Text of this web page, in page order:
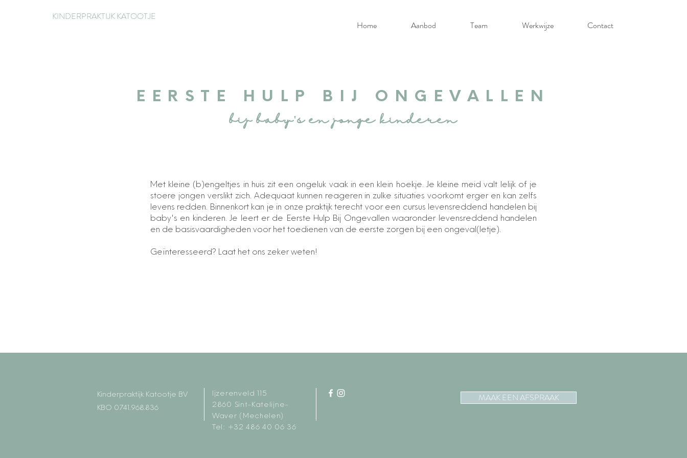
Home Aanbod Team Werkwijze Contact
KINDERPRAKTIJK KATOOTJE
EERSTE HULP BIJ ONGEVALLEN
bij baby's en jonge kinderen
Met kleine (b)engeltjes in huis zit een ongeluk vaak in een klein hoekje. Je kleine meid valt lelijk of je
stoere jongen verslikt zich. Adequaat kunnen reageren in zulke situaties voorkomt erger en kan zelfs
levens redden. Binnenkort kan je in onze praktijk terecht voor een cursus levensreddend handelen bij
baby's en kinderen. Je leert er de Eerste Hulp Bij Ongevallen waaronder levensreddend handelen
en de basisvaardigheden voor het toedienen van de eerste zorgen bij een ongeval(letje).
Geïnteresseerd? Laat het ons zeker weten!
Kinderpraktijk Katootje BV
KBO 0741.968.836
Ijzerenveld 115
2860 Sint-Katelijne-
Waver (Mechelen)
Tel: +32 486 40 06 36
MAAK EEN AFSPRAAK